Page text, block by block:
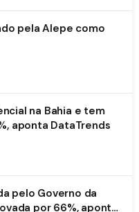
pela Alepe como
na Bahia e tem
aponta DataTrends
pelo Governo da
por 66%, aponta